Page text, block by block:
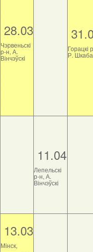
28.03
Чэрвеньскі
р-н, А.
Вінчэўскі
Горацкі
Р.
11.04
Лепельскі
р-н, А.
Вінчэўскі
13.03
Мінск,